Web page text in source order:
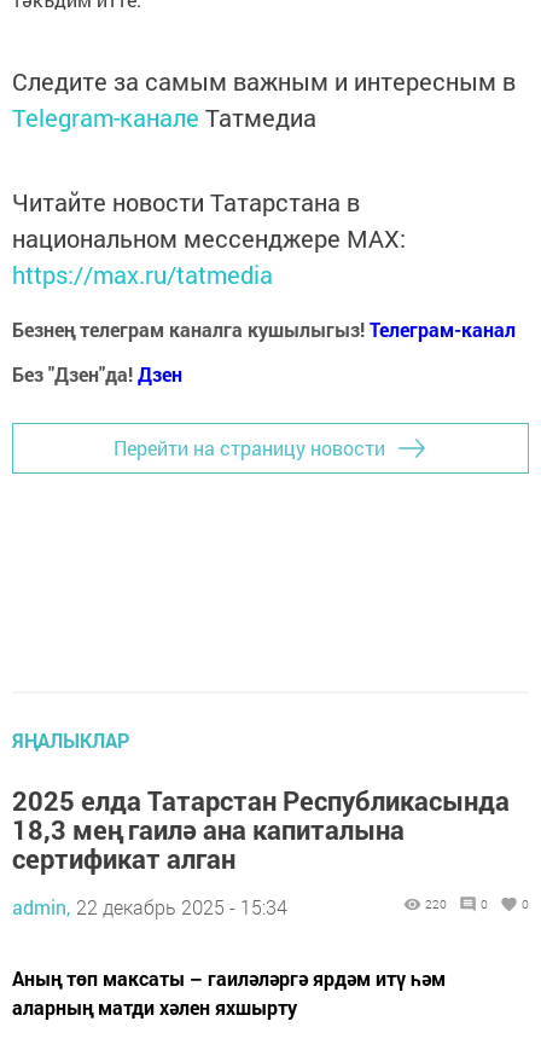
Следите за самым важным и интересным в
Telegram-канале Татмедиа
Читайте новости Татарстана в
национальном мессенджере MАХ:
https://max.ru/tatmedia
Безнең телеграм каналга кушылыгыз!Телеграм-канал
Без "Дзен"да!Дзен
Перейти на страницу новости
ЯҢАЛЫКЛАР
2025 елда Татарстан Республикасында
18,3 мең гаилә ана капиталына
сертификат алган
admin, 22 декабрь 2025 - 15:34 220 0 0
Аның төп максаты – гаиләләргә ярдәм итү һәм
аларның матди хәлен яхшырту